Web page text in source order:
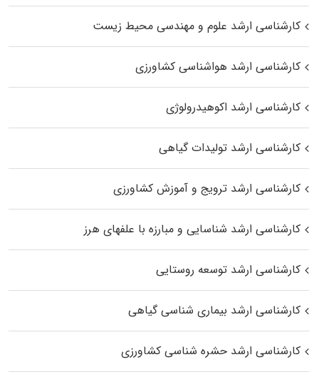
کارشناسی ارشد علوم و مهندسی محیط زیست
کارشناسی ارشد هواشناسی کشاورزی
کارشناسی ارشد اکوهیدرولوژی
کارشناسی ارشد تولیدات گیاهی
کارشناسی ارشد ترویج و آموزش کشاورزی
کارشناسی ارشد شناسایی و مبارزه با علفهای هرز
کارشناسی ارشد توسعه روستایی
کارشناسی ارشد بیماری‌ شناسی گیاهی
کارشناسی ارشد حشره‌ شناسی کشاورزی